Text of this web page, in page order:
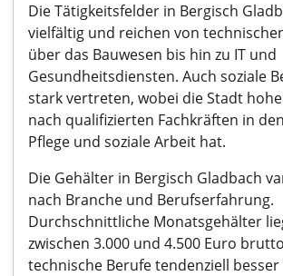
Die Tätigkeitsfelder in Bergisch
vielfältig und reichen von
über das Bauwesen bis hin zu IT und
Gesundheitsdiensten. Auch soziale
stark vertreten, wobei die Stadt
nach qualifizierten Fachkräften in
Pflege und soziale Arbeit hat.
Die Gehälter in Bergisch Gladbach
nach Branche und Berufserfahrung.
Durchschnittliche Monatsgehälter
zwischen 3.000 und 4.500 Euro
technische Berufe tendenziell